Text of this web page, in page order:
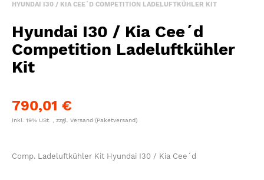
HYUNDAI I30 / KIA CEE´D COMPETITION LADELUFTKÜHLER KIT
Hyundai I30 / Kia Cee´d
Competition Ladeluftkühler
Kit
790,01 €
inkl. 19% USt. , zzgl. Versand (Paketversand)
Comp. Ladeluftkühler Kit Hyundai I30 / Kia Cee´d